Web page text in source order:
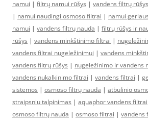
namui | filtrų namui rūšys | vandens filtrų rūšys
| namui naudingi osmoso filtrai | namui
namui | vandens filtrų nauda | filtrų rūšys ir
rūšys | vandens minkštinimo filtrai |
vandens filtrai nugeležinimui | vandens
vandens filtrų rūšys | nugeležinimo ir vandens
vandens nukalkinimo filtrai | vandens filtrai |
sistemos | osmoso filtrų nauda | atbulinio
straipsniu talpinimas | aquaphor vandens filtrai
osmoso filtrų nauda | osmoso filtrai | vandens